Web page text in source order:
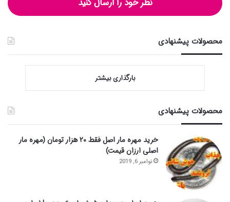
نظر خود را ارسال کنید
محصولات پیشنهادی
بارگذاری بیشتر
محصولات پیشنهادی
خرید مهره مار اصل فقط ۲۰ هزار تومان (مهره مار
اصلی ارزان قیمت)
نوامبر 6, 2019